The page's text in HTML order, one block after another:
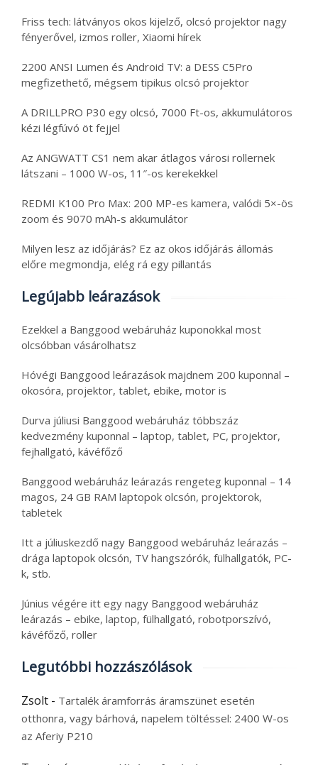
Friss tech: látványos okos kijelző, olcsó projektor nagy
fényerővel, izmos roller, Xiaomi hírek
2200 ANSI Lumen és Android TV: a DESS C5Pro
megfizethető, mégsem tipikus olcsó projektor
A DRILLPRO P30 egy olcsó, 7000 Ft-os, akkumulátoros
kézi légfúvó öt fejjel
Az ANGWATT CS1 nem akar átlagos városi rollernek
látszani – 1000 W-os, 11″-os kerekekkel
REDMI K100 Pro Max: 200 MP-es kamera, valódi 5×-ös
zoom és 9070 mAh-s akkumulátor
Milyen lesz az időjárás? Ez az okos időjárás állomás
előre megmondja, elég rá egy pillantás
Legújabb leárazások
Ezekkel a Banggood webáruház kuponokkal most
olcsóbban vásárolhatsz
Hóvégi Banggood leárazások majdnem 200 kuponnal –
okosóra, projektor, tablet, ebike, motor is
Durva júliusi Banggood webáruház többszáz
kedvezmény kuponnal – laptop, tablet, PC, projektor,
fejhallgató, kávéfőző
Banggood webáruház leárazás rengeteg kuponnal – 14
magos, 24 GB RAM laptopok olcsón, projektorok,
tabletek
Itt a júliuskezdő nagy Banggood webáruház leárazás –
drága laptopok olcsón, TV hangszórók, fülhallgatók, PC-
k, stb.
Június végére itt egy nagy Banggood webáruház
leárazás – ebike, laptop, fülhallgató, robotporszívó,
kávéfőző, roller
Legutóbbi hozzászólások
Zsolt - Tartalék áramforrás áramszünet esetén
otthonra, vagy bárhová, napelem töltéssel: 2400 W-os
az Aferiy P210